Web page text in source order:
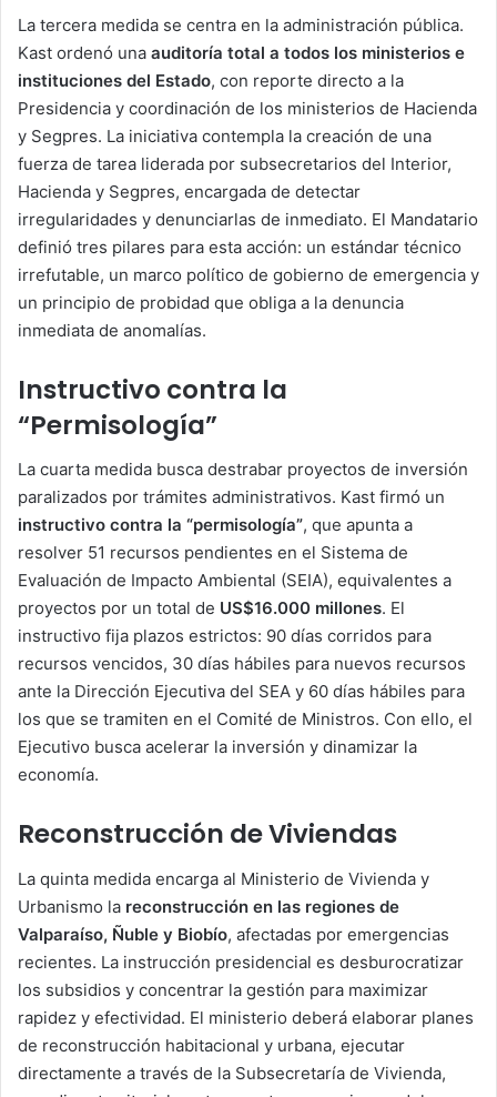
La tercera medida se centra en la administración pública.
Kast ordenó una auditoría total a todos los ministerios e
instituciones del Estado, con reporte directo a la
Presidencia y coordinación de los ministerios de Hacienda
y Segpres. La iniciativa contempla la creación de una
fuerza de tarea liderada por subsecretarios del Interior,
Hacienda y Segpres, encargada de detectar
irregularidades y denunciarlas de inmediato. El Mandatario
definió tres pilares para esta acción: un estándar técnico
irrefutable, un marco político de gobierno de emergencia y
un principio de probidad que obliga a la denuncia
inmediata de anomalías.
Instructivo contra la
“Permisología”
La cuarta medida busca destrabar proyectos de inversión
paralizados por trámites administrativos. Kast firmó un
instructivo contra la “permisología”, que apunta a
resolver 51 recursos pendientes en el Sistema de
Evaluación de Impacto Ambiental (SEIA), equivalentes a
proyectos por un total de US$16.000 millones. El
instructivo fija plazos estrictos: 90 días corridos para
recursos vencidos, 30 días hábiles para nuevos recursos
ante la Dirección Ejecutiva del SEA y 60 días hábiles para
los que se tramiten en el Comité de Ministros. Con ello, el
Ejecutivo busca acelerar la inversión y dinamizar la
economía.
Reconstrucción de Viviendas
La quinta medida encarga al Ministerio de Vivienda y
Urbanismo la reconstrucción en las regiones de
Valparaíso, Ñuble y Biobío, afectadas por emergencias
recientes. La instrucción presidencial es desburocratizar
los subsidios y concentrar la gestión para maximizar
rapidez y efectividad. El ministerio deberá elaborar planes
de reconstrucción habitacional y urbana, ejecutar
directamente a través de la Subsecretaría de Vivienda,